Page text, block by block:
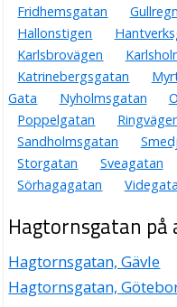
Fridhemsgatan
Hallonstigen
Karlsbrovägen
Katrinebergsgatan
Gata
Nyholmsgatan
Poppelgatan
Sandholmsgatan
Storgatan
Sveagatan
Sörhagagatan
Hagtornsgatan
Hagtornsgatan, Gävle
Hagtornsgatan,